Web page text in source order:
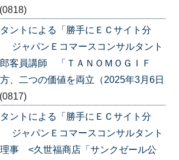
(0818)
タントによる「勝手にＥＣサイト分
ジャパンＥコマースコンサルタント
客員講師 「ＴＡＮＯＭＯＧＩＦ
、二つの価値を両立（2025年3月6日
(0817)
タントによる「勝手にＥＣサイト分
ジャパンＥコマースコンサルタント
事 <久世福商店「サンクゼール公